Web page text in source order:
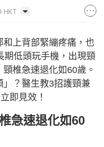
HKT
上背部緊繃疼痛，也
期低頭玩手機，出現頸
椎急速退化如60歲。
？醫生教3招護頸兼
即見效！
急速退化如60